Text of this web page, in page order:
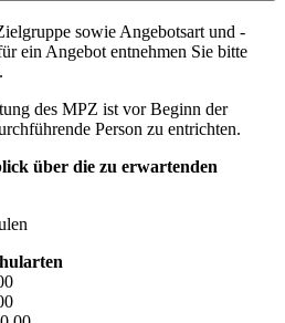
sowie Angebotsart und -
ein Angebot entnehmen Sie bitte
des MPZ ist vor Beginn der
Person zu entrichten.
über die zu erwartenden